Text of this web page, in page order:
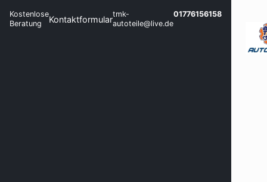
Kostenlose
Beratung
Kontaktformulartmk-
autoteile@live.de
01776156158